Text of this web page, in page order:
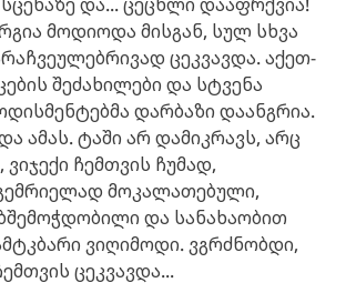
მოდიოდა მისგან, სულ სხვა
ცეკვავდა. აქეთ-
შეძახილები და სტვენა
დარბაზი დაანგრია.
ამას. ტაში არ დამიკრავს, არც
ვიჯექი ჩემთვის ჩუმად,
მოკალათებული,
და სანახაობით
ვიღიმოდი. ვგრძნობდი,
ცეკვავდა...